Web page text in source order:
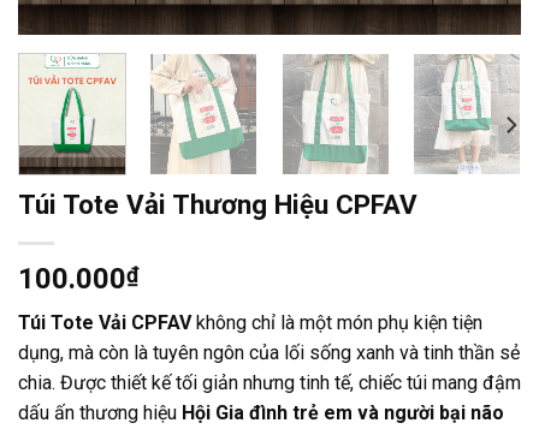
Túi Tote Vải Thương Hiệu CPFAV
100.000₫
Túi Tote Vải CPFAVkhông chỉ là một món phụ kiện tiện
dụng, mà còn là tuyên ngôn của lối sống xanh và tinh thần sẻ
chia. Được thiết kế tối giản nhưng tinh tế, chiếc túi mang đậm
dấu ấn thương hiệu Hội Gia đình trẻ em và người bại não